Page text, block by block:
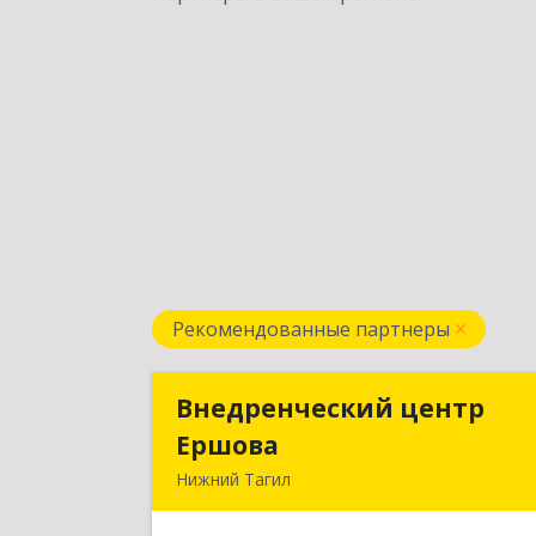
Рекомендованные партнеры
Внедренческий центр
Ершова
Нижний Тагил
Внедренческий центр